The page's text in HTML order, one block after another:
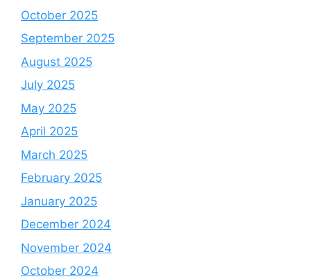
October 2025
September 2025
August 2025
July 2025
May 2025
April 2025
March 2025
February 2025
January 2025
December 2024
November 2024
October 2024